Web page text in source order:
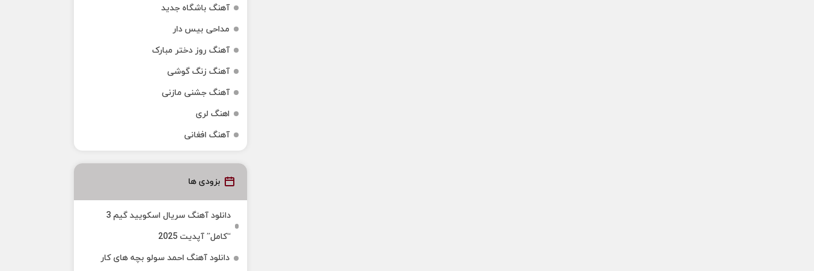
آهنگ باشگاه جدید
مداحی بیس دار
آهنگ روز دختر مبارک
آهنگ زنگ گوشی
آهنگ جشنی مازنی
اهنگ لری
آهنگ افغانی
بزودی ها
دانلود آهنگ سریال اسکویید گیم 3
“کامل” آپدیت 2025
دانلود آهنگ احمد سولو بچه های کار